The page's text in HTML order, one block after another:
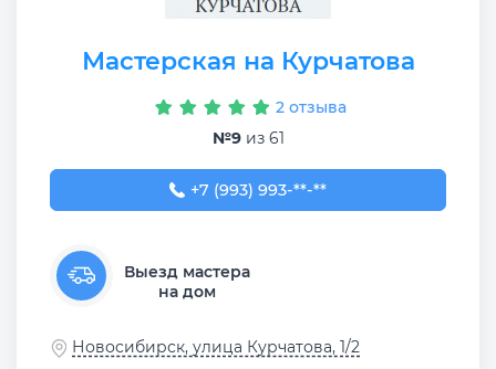
Мастерская на Курчатова
2 отзыва
№9из 61
+7 (993) 993-54-53
+7 (993) 993-**-**
Выезд мастера
на дом
Новосибирск, улица Курчатова, 1/2